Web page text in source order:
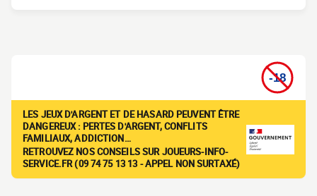
LES JEUX D'ARGENT ET DE HASARD PEUVENT ÊTRE
DANGEREUX : PERTES D'ARGENT, CONFLITS
FAMILIAUX, ADDICTION…
RETROUVEZ NOS CONSEILS SUR JOUEURS-INFO-
SERVICE.FR (09 74 75 13 13 - APPEL NON SURTAXÉ)